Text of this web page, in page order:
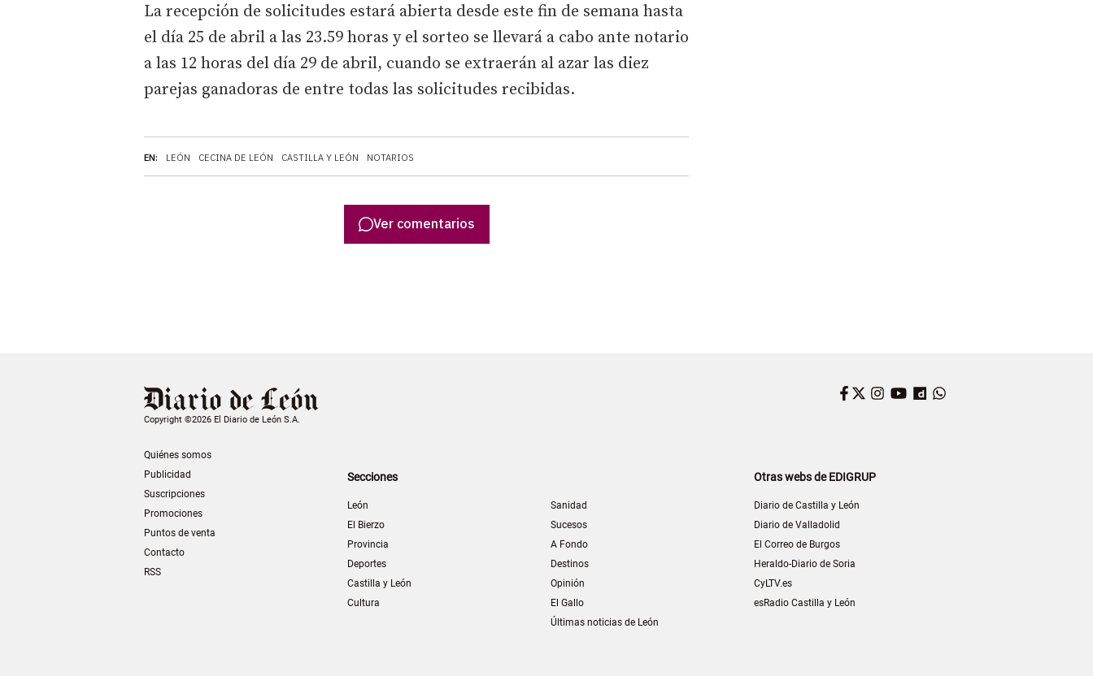
EN: LEÓN CECINA DE LEÓN CASTILLA Y LEÓN NOTARIOS
La recepción de solicitudes estará abierta desde este fin de semana hasta
el día 25 de abril a las 23.59 horas y el sorteo se llevará a cabo ante notario
a las 12 horas del día 29 de abril, cuando se extraerán al azar las diez
parejas ganadoras de entre todas las solicitudes recibidas.
Ver comentarios
Copyright ©2026 El Diario de León S.A.
Quiénes somos
Publicidad
Suscripciones
Promociones
Puntos de venta
Contacto
RSS
Facebook
Twitter
Instagram
YouTube
Dailymotion
Secciones
León
El Bierzo
Provincia
Deportes
Castilla y León
Cultura
Sanidad
Sucesos
A Fondo
Destinos
Opinión
El Gallo
Últimas noticias de León
Otras webs de EDIGRUP
Diario de Castilla y León
Diario de Valladolid
El Correo de Burgos
Heraldo-Diario de Soria
CyLTV.es
esRadio Castilla y León